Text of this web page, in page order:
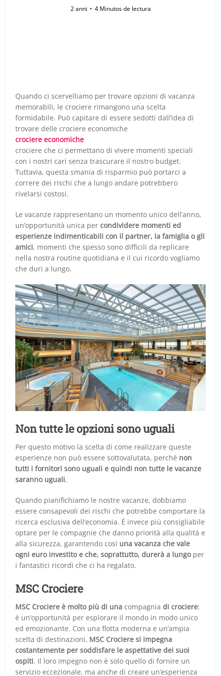
2 anni 4 Minutos de lectura
Quando ci scervelliamo per trovare opzioni di vacanza
memorabili, le crociere rimangono una scelta
formidabile. Può capitare di essere sedotti dall’idea di
trovare delle crociere economiche
crociere economiche
crociere che ci permettano di vivere momenti speciali
con i nostri cari senza trascurare il nostro budget.
Tuttavia, questa smania di risparmio può portarci a
correre dei rischi che a lungo andare potrebbero
rivelarsi costosi.
Le vacanze rappresentano un momento unico dell’anno,
un’opportunità unica percondividere momenti ed
esperienze indimenticabili con il partner, la famiglia o gli
amici, momenti che spesso sono difficili da replicare
nella nostra routine quotidiana e il cui ricordo vogliamo
che duri a lungo.
Non tutte le opzioni sono uguali
Per questo motivo la scelta di come realizzare queste
esperienze non può essere sottovalutata, perché non
tutti i fornitori sono uguali e quindi non tutte le vacanze
saranno uguali.
Quando pianifichiamo le nostre vacanze, dobbiamo
essere consapevoli dei rischi che potrebbe comportare la
ricerca esclusiva dell’economia. È invece più consigliabile
optare per le compagnie che danno priorità alla qualità e
alla sicurezza, garantendo così una vacanza che vale
ogni euro investito e che, soprattutto, durerà a lungoper
i fantastici ricordi che ci ha regalato.
MSC Crociere
MSC Crociere è molto più di una compagniadi crociere:
è un’opportunità per esplorare il mondo in modo unico
ed emozionante. Con una flotta moderna e un’ampia
scelta di destinazioni, MSC Crociere si impegna
costantemente per soddisfare le aspettative dei suoi
ospiti. Il loro impegno non è solo quello di fornire un
servizio eccezionale, ma anche di creare un’esperienza